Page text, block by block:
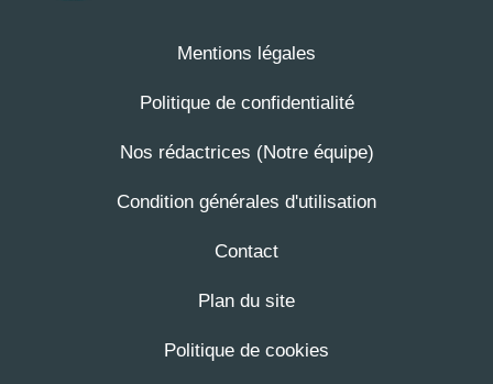
Mentions légales
Politique de confidentialité
Nos rédactrices (Notre équipe)
Condition générales d'utilisation
Contact
Plan du site
Politique de cookies